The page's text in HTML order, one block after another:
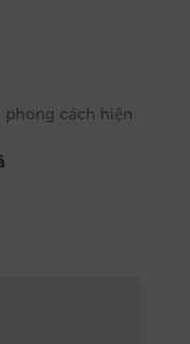
cách hiện